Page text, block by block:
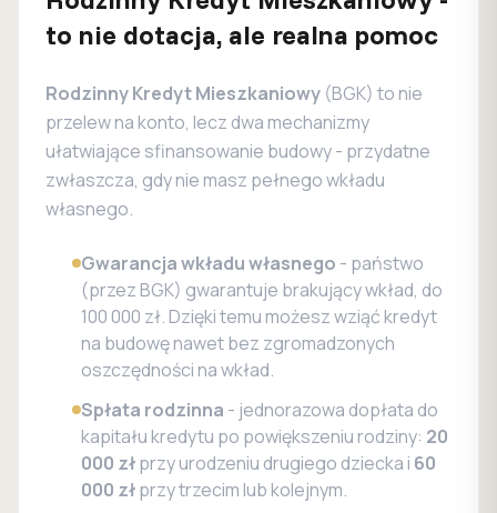
to nie dotacja, ale realna pomoc
Rodzinny Kredyt Mieszkaniowy (BGK) to nie
przelew na konto, lecz dwa mechanizmy
ułatwiające sfinansowanie budowy - przydatne
zwłaszcza, gdy nie masz pełnego wkładu
własnego.
Gwarancja wkładu własnego - państwo
(przez BGK) gwarantuje brakujący wkład, do
100 000 zł. Dzięki temu możesz wziąć kredyt
na budowę nawet bez zgromadzonych
oszczędności na wkład.
Spłata rodzinna - jednorazowa dopłata do
kapitału kredytu po powiększeniu rodziny: 20
000 złprzy urodzeniu drugiego dziecka i 60
000 złprzy trzecim lub kolejnym.